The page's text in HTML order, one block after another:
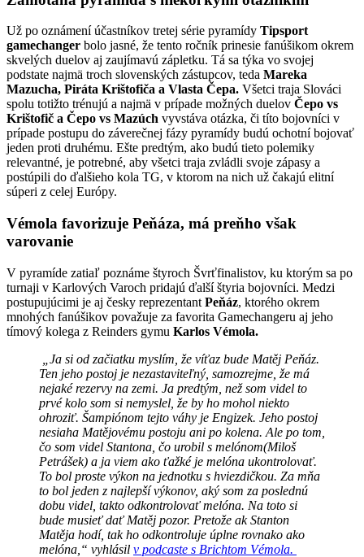
Už po oznámení účastníkov tretej série pyramídy Tipsport
gamechanger bolo jasné, že tento ročník prinesie fanúšikom okrem
skvelých duelov aj zaujímavú zápletku. Tá sa týka vo svojej
podstate najmä troch slovenských zástupcov, teda Mareka
Mazucha, Piráta Krištofiča a Vlasta Čepa. Všetci traja Slováci
spolu totižto trénujú a najmä v prípade možných duelov Čepo vs
Krištofič a Čepo vs Mazúch vyvstáva otázka, či títo bojovníci v
prípade postupu do záverečnej fázy pyramídy budú ochotní bojovať
jeden proti druhému. Ešte predtým, ako budú tieto polemiky
relevantné, je potrebné, aby všetci traja zvládli svoje zápasy a
postúpili do ďalšieho kola TG, v ktorom na nich už čakajú elitní
súperi z celej Európy.
Vémola favorizuje Peňáza, má preňho však
varovanie
V pyramíde zatiaľ poznáme štyroch Švrťfinalistov, ku ktorým sa po
turnaji v Karlových Varoch pridajú ďalší štyria bojovníci. Medzi
postupujúcimi je aj česky reprezentant Peňáz, ktorého okrem
mnohých fanúšikov považuje za favorita Gamechangeru aj jeho
tímový kolega z Reinders gymu Karlos Vémola.
„Ja si od začiatku myslím, že víťaz bude Matěj Peňáz.
Ten jeho postoj je nezastaviteľný, samozrejme, že má
nejaké rezervy na zemi. Ja predtým, než som videl to
prvé kolo som si nemyslel, že by ho mohol niekto
ohroziť. Šampiónom tejto váhy je Engizek. Jeho postoj
nesiaha Matějovému postoju ani po kolena. Ale po tom,
čo som videl Stantona, čo urobil s melónom(Miloš
Petrášek) a ja viem ako ťažké je melóna ukontrolovať.
To bol proste výkon na jednotku s hviezdičkou. Za mňa
to bol jeden z najlepší výkonov, aký som za poslednú
dobu videl, takto odkontrolovať melóna. Na toto si
bude musieť dať Matěj pozor. Pretože ak Stanton
Matěja hodí, tak ho odkontroluje úplne rovnako ako
melóna,“ vyhlásil v podcaste s Brichtom Vémola.